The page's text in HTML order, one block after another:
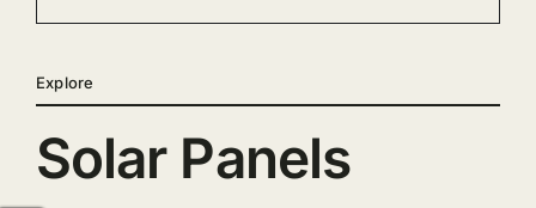
Explore
Solar Panels